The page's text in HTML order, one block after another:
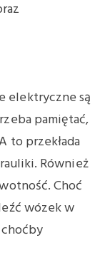
elektryczne są
pamiętać,
to przekłada
Również
Choć
wózek w